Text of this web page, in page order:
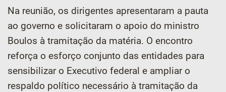
Na reunião, os dirigentes apresentaram a pauta
ao governo e solicitaram o apoio do ministro
Boulos à tramitação da matéria. O encontro
reforça o esforço conjunto das entidades para
sensibilizar o Executivo federal e ampliar o
respaldo político necessário à tramitação da